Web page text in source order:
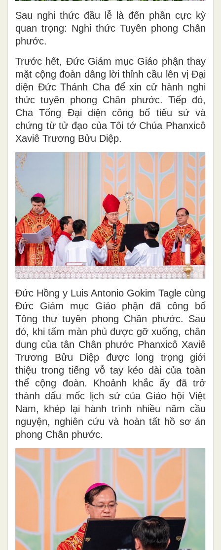
Sau nghi thức đầu lễ là đến phần cực kỳ
quan trọng: Nghi thức Tuyên phong Chân
phước.
Trước hết, Đức Giám mục Giáo phận thay
mặt cộng đoàn dâng lời thỉnh cầu lên vị Đại
diện Đức Thánh Cha để xin cử hành nghi
thức tuyên phong Chân phước. Tiếp đó,
Cha Tổng Đại diện công bố tiểu sử và
chứng từ tử đạo của Tôi tớ Chúa Phanxicô
Xaviê Trương Bửu Diệp.
Đức Hồng y Luis Antonio Gokim Tagle cùng
Đức Giám mục Giáo phận đã công bố
Tông thư tuyên phong Chân phước. Sau
đó, khi tấm màn phủ được gỡ xuống, chân
dung của tân Chân phước Phanxicô Xaviê
Trương Bửu Diệp được long trọng giới
thiệu trong tiếng vỗ tay kéo dài của toàn
thể cộng đoàn. Khoảnh khắc ấy đã trở
thành dấu mốc lịch sử của Giáo hội Việt
Nam, khép lại hành trình nhiều năm cầu
nguyện, nghiên cứu và hoàn tất hồ sơ án
phong Chân phước.